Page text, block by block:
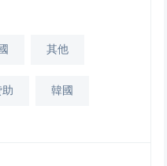
其他
韓國